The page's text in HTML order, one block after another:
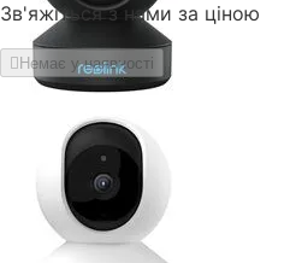
Зв'яжіться з нами за ціною
Немає у наявності